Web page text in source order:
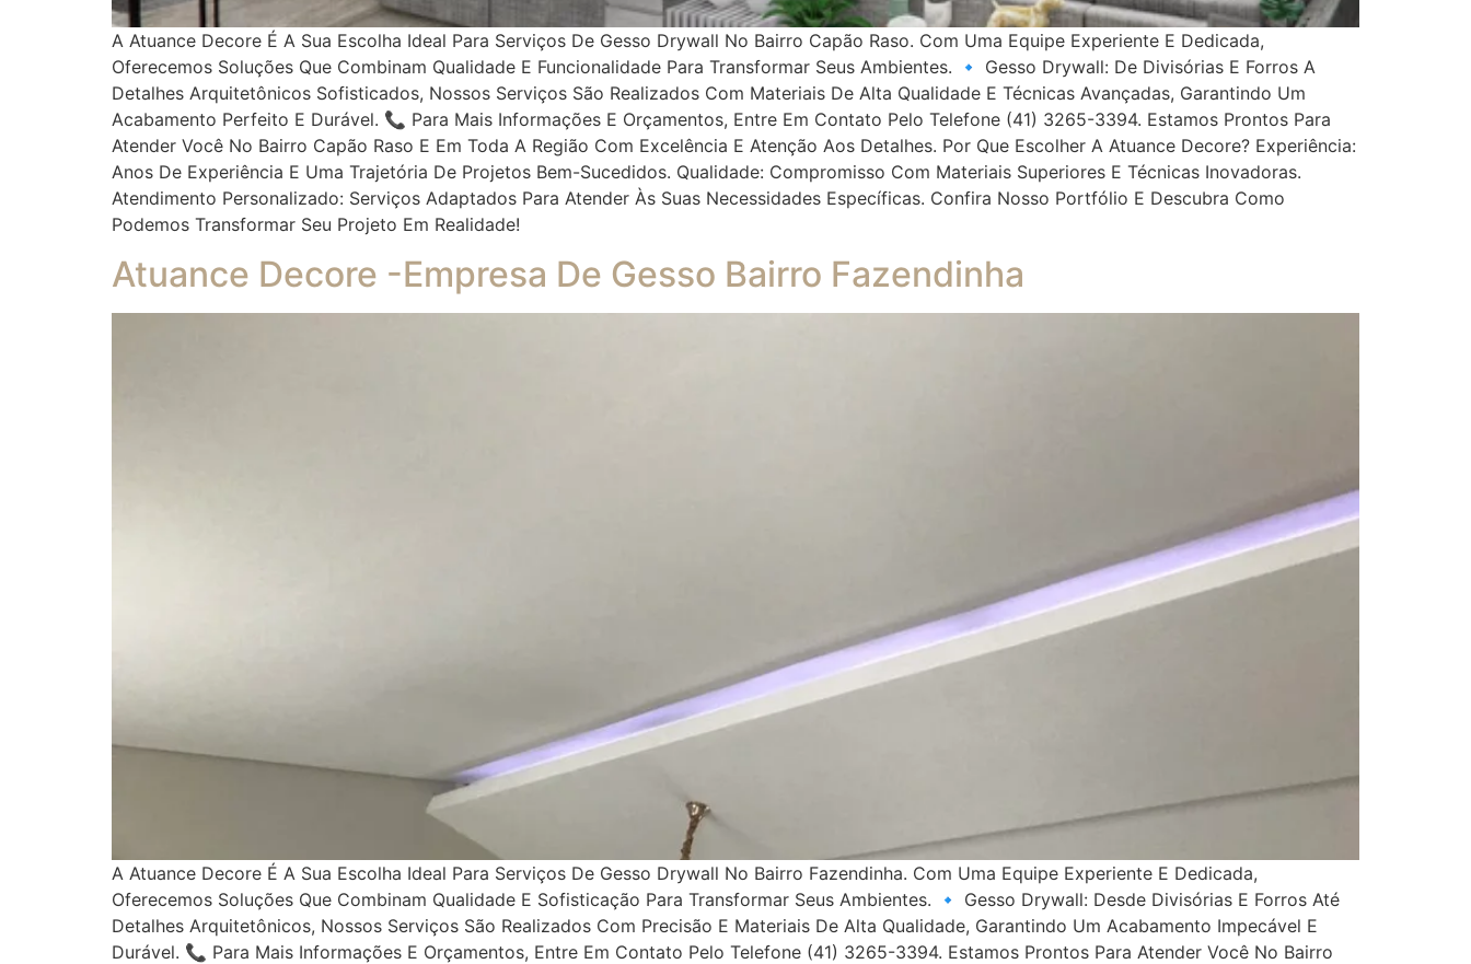
A Atuance Decore É A Sua Escolha Ideal Para Serviços De Gesso Drywall No Bairro Capão Raso. Com Uma Equipe Experiente E Dedicada,
Oferecemos Soluções Que Combinam Qualidade E Funcionalidade Para Transformar Seus Ambientes. 🔹 Gesso Drywall: De Divisórias E Forros A
Detalhes Arquitetônicos Sofisticados, Nossos Serviços São Realizados Com Materiais De Alta Qualidade E Técnicas Avançadas, Garantindo Um
Acabamento Perfeito E Durável. 📞 Para Mais Informações E Orçamentos, Entre Em Contato Pelo Telefone (41) 3265-3394. Estamos Prontos Para
Atender Você No Bairro Capão Raso E Em Toda A Região Com Excelência E Atenção Aos Detalhes. Por Que Escolher A Atuance Decore? Experiência:
Anos De Experiência E Uma Trajetória De Projetos Bem-Sucedidos. Qualidade: Compromisso Com Materiais Superiores E Técnicas Inovadoras.
Atendimento Personalizado: Serviços Adaptados Para Atender Às Suas Necessidades Específicas. Confira Nosso Portfólio E Descubra Como
Podemos Transformar Seu Projeto Em Realidade!
Atuance Decore -Empresa De Gesso Bairro Fazendinha
A Atuance Decore É A Sua Escolha Ideal Para Serviços De Gesso Drywall No Bairro Fazendinha. Com Uma Equipe Experiente E Dedicada,
Oferecemos Soluções Que Combinam Qualidade E Sofisticação Para Transformar Seus Ambientes. 🔹 Gesso Drywall: Desde Divisórias E Forros Até
Detalhes Arquitetônicos, Nossos Serviços São Realizados Com Precisão E Materiais De Alta Qualidade, Garantindo Um Acabamento Impecável E
Durável. 📞 Para Mais Informações E Orçamentos, Entre Em Contato Pelo Telefone (41) 3265-3394. Estamos Prontos Para Atender Você No Bairro